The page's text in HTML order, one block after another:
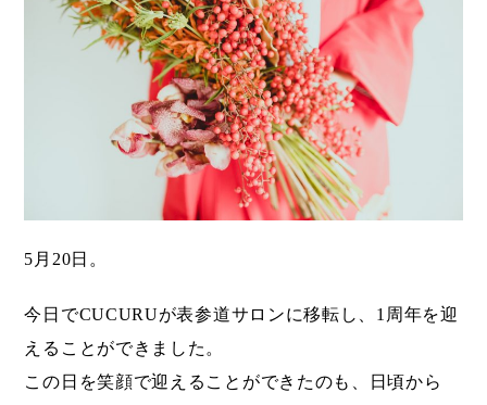
5月20日。
今日でCUCURUが表参道サロンに移転し、1周年を迎
えることができました。
この日を笑顔で迎えることができたのも、日頃から